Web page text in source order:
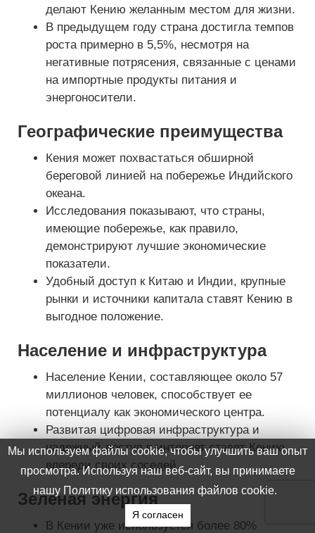
делают Кению желанным местом для жизни.
В предыдущем году страна достигла темпов
роста примерно в 5,5%, несмотря на
негативные потрясения, связанные с ценами
на импортные продукты питания и
энергоносители.
Географические преимущества
Кения может похвастаться обширной
береговой линией на побережье Индийского
океана.
Исследования показывают, что страны,
имеющие побережье, как правило,
демонстрируют лучшие экономические
показатели.
Удобный доступ к Китаю и Индии, крупные
рынки и источники капитала ставят Кению в
выгодное положение.
Население и инфраструктура
Население Кении, составляющее около 57
миллионов человек, способствует ее
потенциалу как экономического центра.
Развитая цифровая инфраструктура и
надежный доступ в интернет ставят Кению
впереди своих соседей.
Зеленая энергия
В Кении уже используется более 80%
Мы используем файлы cookie, чтобы улучшить ваш опыт
просмотра. Используя наш веб-сайт, вы принимаете
нашу Политику использования файлов cookie.
Я согласен